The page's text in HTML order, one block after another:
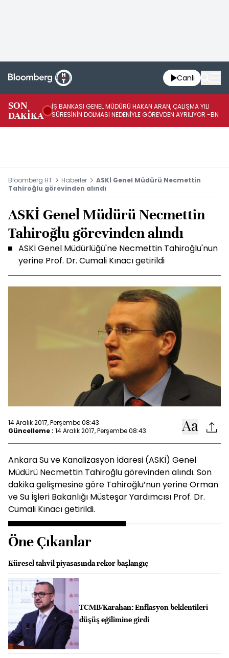
Canlı
SON
DAKİKA
İŞ BANKASI GENEL MÜDÜRÜ HAKAN ARAN, ÇALIŞMA YILI
SÜRESİNİN DOLMASI NEDENİYLE GÖREVDEN AYRILIYOR -BN
Bloomberg HT Haberler
ASKİ Genel Müdürü Necmettin
Tahiroğlu görevinden alındı
ASKİ Genel Müdürü Necmettin
Tahiroğlu görevinden alındı
ASKİ Genel Müdürlüğü'ne Necmettin Tahiroğlu'nun
yerine Prof. Dr. Cumali Kınacı getirildi
14 Aralık 2017, Perşembe 08:43
Güncelleme : 14 Aralık 2017, Perşembe 08:43
Ankara Su ve Kanalizasyon İdaresi (ASKİ) Genel
Müdürü Necmettin Tahiroğlu görevinden alındı. Son
dakika gelişmesine göre Tahiroğlu’nun yerine Orman
ve Su İşleri Bakanlığı Müsteşar Yardımcısı Prof. Dr.
Cumali Kınacı getirildi.
Öne Çıkanlar
Küresel tahvil piyasasında rekor başlangıç
TCMB/Karahan: Enflasyon beklentileri
düşüş eğilimine girdi